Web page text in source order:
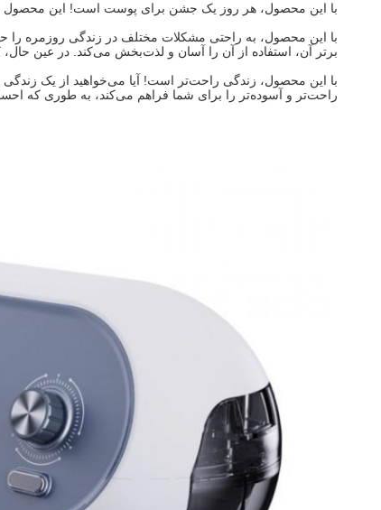
با این محصول، هر روز یک جشن برای پوست است! این محصول
با این محصول، به راحتی مشکلات مختلف در زندگی روزمره را
برتر آن، استفاده از آن را آسان و لذت‌بخش می‌کند. در عین
با این محصول، زندگی راحت‌تر است! آیا می‌خواهید از یک زندگی
راحت‌تر و آسوده‌تر را برای شما فراهم می‌کند، به طوری که